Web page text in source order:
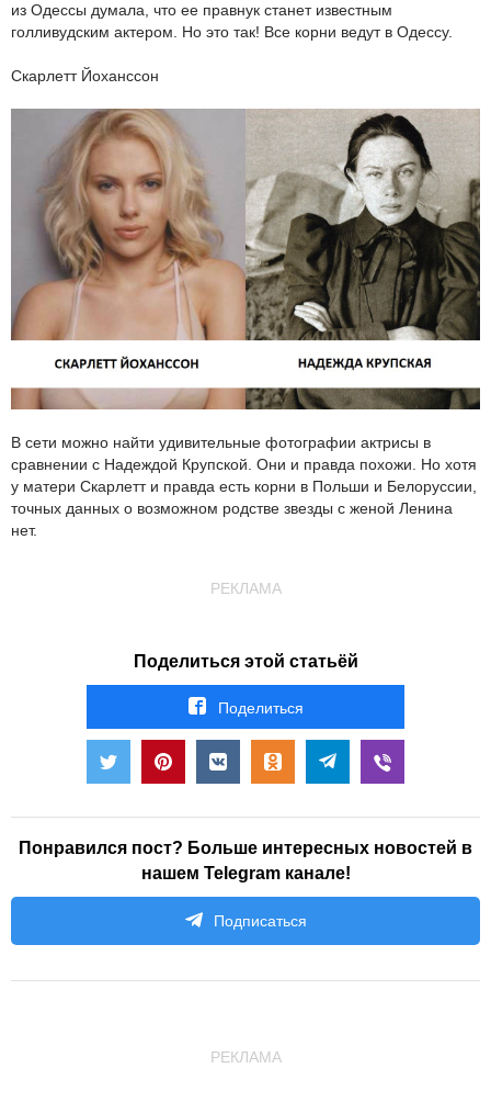
из Одессы думала, что ее правнук станет известным
голливудским актером. Но это так! Все корни ведут в Одессу.
Скарлетт Йоханссон
В сети можно найти удивительные фотографии актрисы в
сравнении с Надеждой Крупской. Они и правда похожи. Но хотя
у матери Скарлетт и правда есть корни в Польши и Белоруссии,
точных данных о возможном родстве звезды с женой Ленина
нет.
РЕКЛАМА
Поделиться этой статьёй
Поделиться
Понравился пост? Больше интересных новостей в
нашем Telegram канале!
Подписаться
РЕКЛАМА